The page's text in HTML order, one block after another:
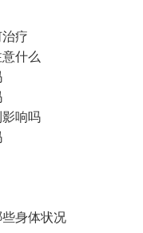
疗
什么
响吗
身体状况